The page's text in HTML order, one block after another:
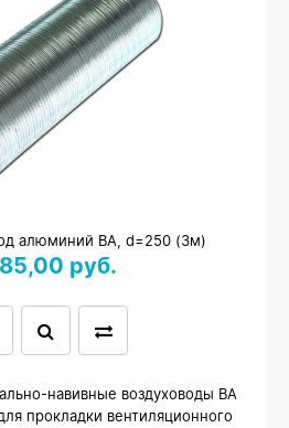
алюминий ВА, d=250 (3м)
руб.
навивные воздуховоды ВА
прокладки вентиляционного